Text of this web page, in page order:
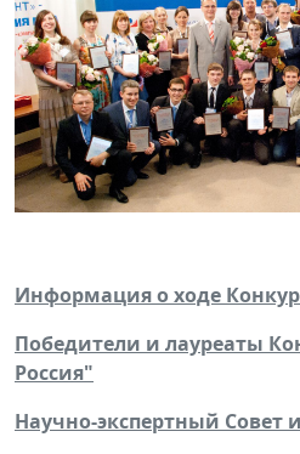
Информация о ходе
Победители и лауреаты
Россия"
Научно-экспертный Совет